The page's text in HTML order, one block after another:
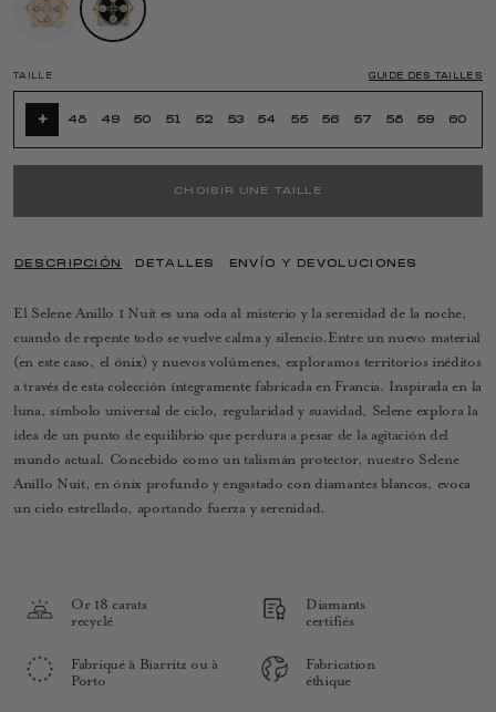
TAILLE GUIDE DES TAILLES
+ 48 49 50 51 52 53 54 55 56 57 58 59 60
CHOISIR UNE TAILLE
DESCRIPCIÓN DETALLES ENVÍO Y DEVOLUCIONES
El Selene Anillo 1 Nuit es una oda al misterio y la serenidad de la noche,
cuando de repente todo se vuelve calma y silencio.Entre un nuevo material
(en este caso, el ónix) y nuevos volúmenes, exploramos territorios inéditos
a través de esta colección íntegramente fabricada en Francia. Inspirada en la
luna, símbolo universal de ciclo, regularidad y suavidad, Selene explora la
idea de un punto de equilibrio que perdura a pesar de la agitación del
mundo actual. Concebido como un talismán protector, nuestro Selene
Anillo Nuit, en ónix profundo y engastado con diamantes blancos, evoca
un cielo estrellado, aportando fuerza y serenidad.
Or 18 carats
recyclé
Diamants
certifiés
Fabriqué à Biarritz ou à
Porto
Fabrication
éthique